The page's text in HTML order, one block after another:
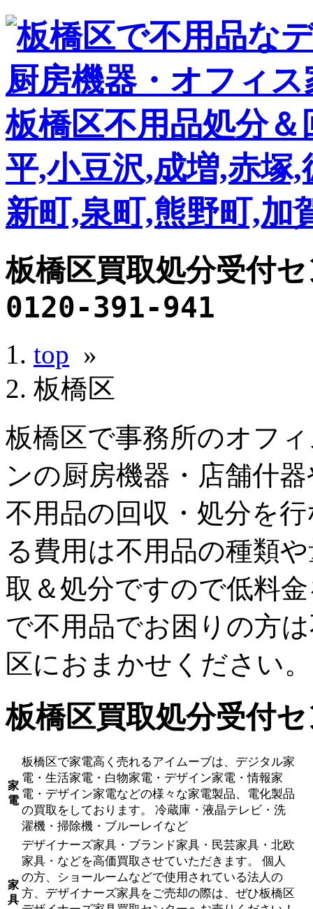
板橋区買取処分受付
0120-391-941
top »
板橋区
板橋区で事務所のオフ
ンの厨房機器・店舗什
不用品の回収・処分を
る費用は不用品の種類
取＆処分ですので低料
で不用品でお困りの方
区におまかせください。
板橋区買取処分受付
家
電
板橋区で家電高く売れるアイムーブは、デジタル家
電・生活家電・白物家電・デザイン家電・情報家
電・デザイン家電などの様々な家電製品、電化製品
の買取をしております。 冷蔵庫・液晶テレビ・洗
濯機・掃除機・ブルーレイなど
家
具
デザイナーズ家具・ブランド家具・民芸家具・北欧
家具・などを高価買取させていただきます。 個人
の方、ショールームなどで使用されている法人の
方、デザイナーズ家具をご売却の際は、ぜひ板橋区